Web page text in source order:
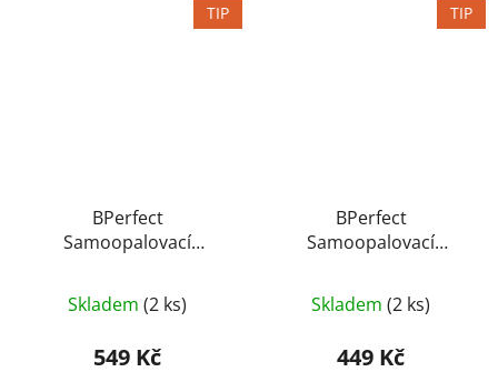
TIP
BPerfect
Samoopalovací
hodnocení
produktu
Skladem (2 ks)
549 Kč
TIP
BPerfect
Samoopalovací
Second 150 ml
hodnocení
produktu
Skladem (2 ks)
449 Kč